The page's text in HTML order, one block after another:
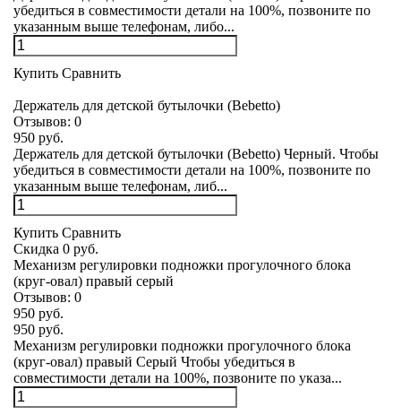
убедиться в совместимости детали на 100%, позвоните по
указанным выше телефонам, либо...
Купить Сравнить
Держатель для детской бутылочки (Bebetto)
Отзывов: 0
950 руб.
Держатель для детской бутылочки (Bebetto) Черный. Чтобы
убедиться в совместимости детали на 100%, позвоните по
указанным выше телефонам, либ...
Купить Сравнить
Скидка 0 руб.
Механизм регулировки подножки прогулочного блока
(круг-овал) правый серый
Отзывов: 0
950 руб.
950 руб.
Механизм регулировки подножки прогулочного блока
(круг-овал) правый Серый Чтобы убедиться в
совместимости детали на 100%, позвоните по указа...